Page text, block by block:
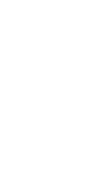
for defined data
status=1/
code'.
for defined data
status=1/
code'.